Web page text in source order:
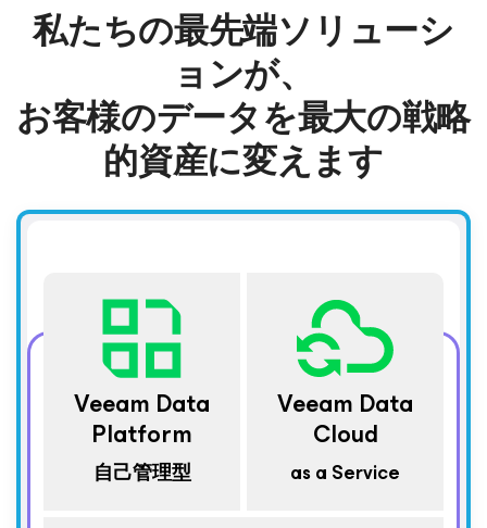
私たちの最先端ソリューシ
ョンが、
お客様のデータを最大の戦略
的資産に変えます
Veeam Data
Platform
自己管理型
Veeam Data
Cloud
as a Service